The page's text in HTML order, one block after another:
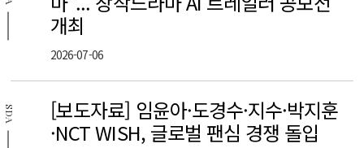
개최
2026-07-06
SDA
[보도자료] 임윤아·도경수·지수·박지훈
·NCT WISH, 글로벌 팬심 경쟁 돌입